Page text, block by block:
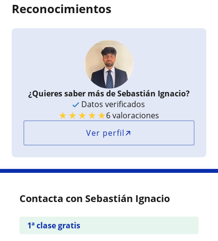
Reconocimientos
¿Quieres saber más de Sebastián Ignacio?
Datos verificados
★★★★★6 valoraciones
Ver perfil
Contacta con Sebastián Ignacio
1ª clase gratis